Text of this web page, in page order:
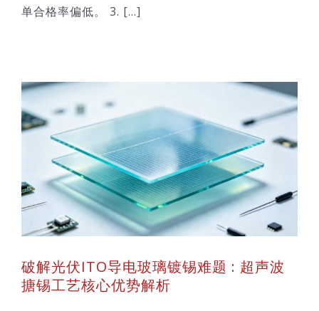
单合格率偏低。 3. [...]
破解光伏ITO导电玻璃镀锡难题 : 超声波
搪锡工艺核心优势解析